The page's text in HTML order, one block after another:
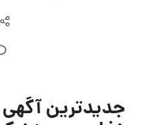
جدیدترین